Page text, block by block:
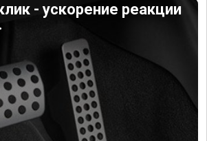
- ускорение реакции